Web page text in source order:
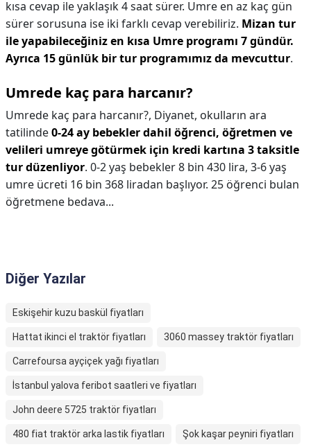
kısa cevap ile yaklaşık 4 saat sürer. Umre en az kaç gün
sürer sorusuna ise iki farklı cevap verebiliriz. Mizan tur
ile yapabileceğiniz en kısa Umre programı 7 gündür.
Ayrıca 15 günlük bir tur programımız da mevcuttur.
Umrede kaç para harcanır?
Umrede kaç para harcanır?, Diyanet, okulların ara
tatilinde0-24 ay bebekler dahil öğrenci, öğretmen ve
velileri umreye götürmek için kredi kartına 3 taksitle
tur düzenliyor. 0-2 yaş bebekler 8 bin 430 lira, 3-6 yaş
umre ücreti 16 bin 368 liradan başlıyor. 25 öğrenci bulan
öğretmene bedava...
Diğer Yazılar
Eskişehir kuzu baskül fiyatları
Hattat ikinci el traktör fiyatları 3060 massey traktör fiyatları
Carrefoursa ayçiçek yağı fiyatları
İstanbul yalova feribot saatleri ve fiyatları
John deere 5725 traktör fiyatları
480 fiat traktör arka lastik fiyatları Şok kaşar peyniri fiyatları